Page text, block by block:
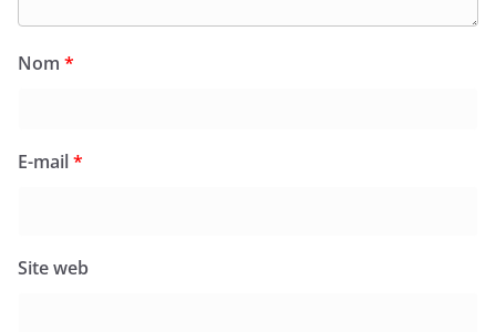
Nom *
E-mail*
Site web